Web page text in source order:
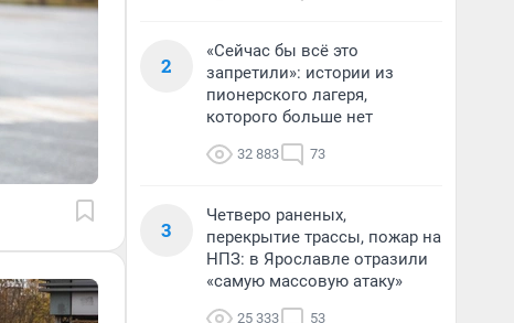
2
«Сейчас бы всё это
запретили»: истории из
пионерского лагеря,
которого больше нет
32 883 73
3
Четверо раненых,
перекрытие трассы, пожар на
НПЗ: в Ярославле отразили
«самую массовую атаку»
25 333 53